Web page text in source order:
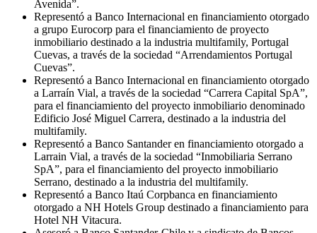
Avenida”.
Representó a Banco Internacional en financiamiento otorgado
a grupo Eurocorp para el financiamiento de proyecto
inmobiliario destinado a la industria multifamily, Portugal
Cuevas, a través de la sociedad “Arrendamientos Portugal
Cuevas”.
Representó a Banco Internacional en financiamiento otorgado
a Larraín Vial, a través de la sociedad “Carrera Capital SpA”,
para el financiamiento del proyecto inmobiliario denominado
Edificio José Miguel Carrera, destinado a la industria del
multifamily.
Representó a Banco Santander en financiamiento otorgado a
Larrain Vial, a través de la sociedad “Inmobiliaria Serrano
SpA”, para el financiamiento del proyecto inmobiliario
Serrano, destinado a la industria del multifamily.
Representó a Banco Itaú Corpbanca en financiamiento
otorgado a NH Hotels Group destinado a financiamiento para
Hotel NH Vitacura.